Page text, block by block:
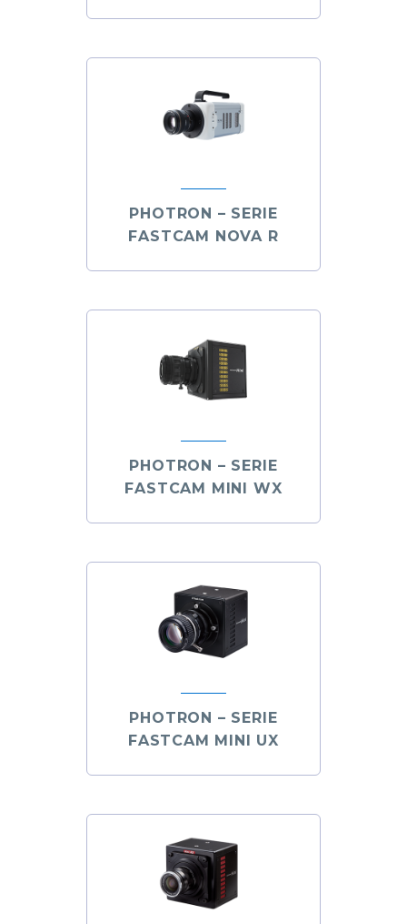
PHOTRON – SERIE
FASTCAM NOVA R
PHOTRON – SERIE
FASTCAM MINI WX
PHOTRON – SERIE
FASTCAM MINI UX